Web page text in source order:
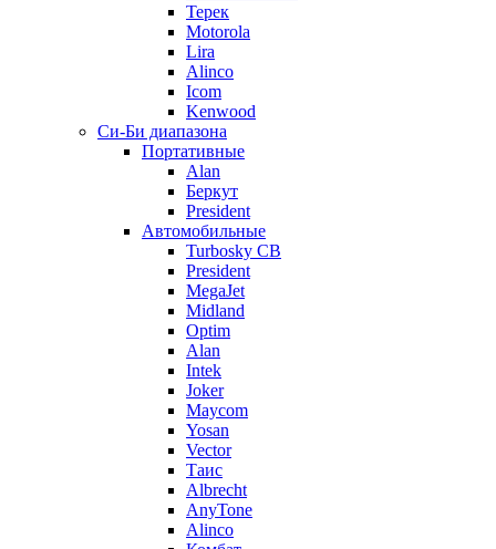
Терек
Motorola
Lira
Alinco
Icom
Kenwood
Си-Би диапазона
Портативные
Alan
Беркут
President
Автомобильные
Turbosky CB
President
MegaJet
Midland
Optim
Alan
Intek
Joker
Maycom
Yosan
Vector
Таис
Albrecht
AnyTone
Alinco